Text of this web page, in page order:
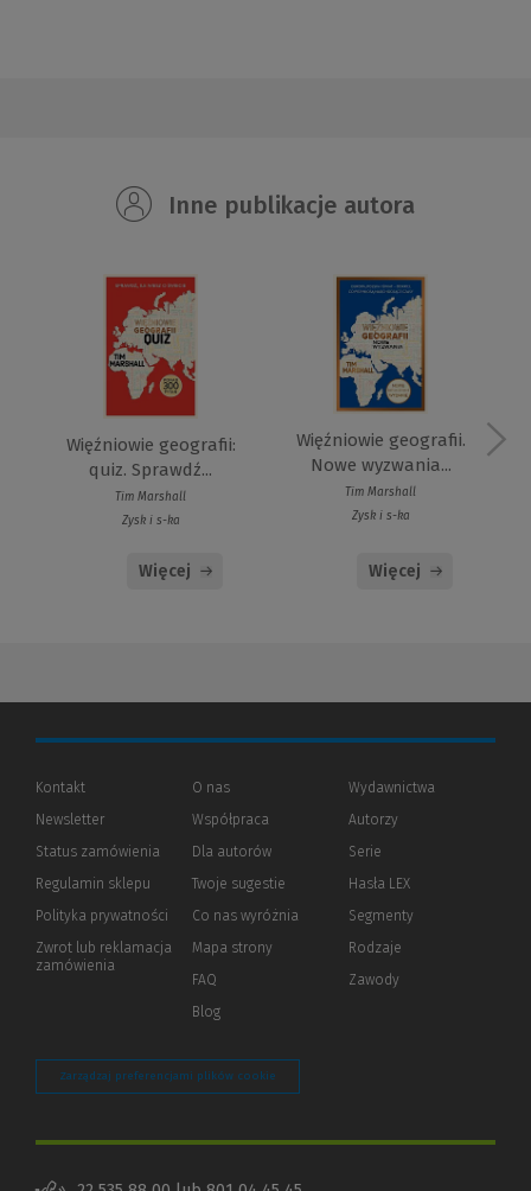
Inne publikacje autora
Więźniowie geografii:
quiz. Sprawdź...
Tim Marshall
Zysk i s-ka
Więcej
Więźniowie geografii.
Nowe wyzwania...
Tim Marshall
Zysk i s-ka
Więcej
Kontakt
Newsletter
Status zamówienia
Regulamin sklepu
Polityka prywatności (Nowe
(Link
innej
Zwrot lub reklamacja
zamówienia
O nas
Współpraca
Dla autorów(Nowe
(Link
innej
strony)
Twoje sugestie
Co nas wyróżnia
Mapa strony
FAQ
Blog
Wydawnictwa
Autorzy
Serie
Hasła LEX
Segmenty
Rodzaje
Zawody
Zarządzaj preferencjami plików cookie